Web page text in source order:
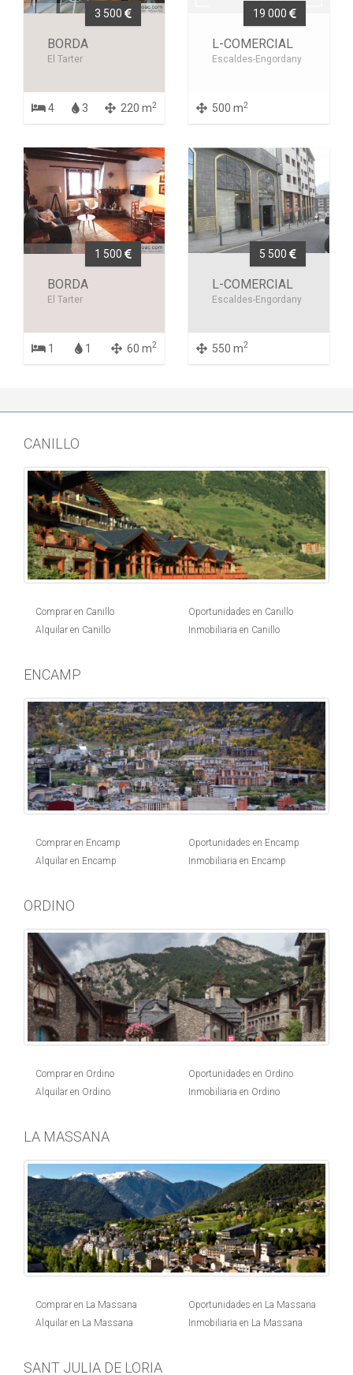
3 500
BORDA
El Tarter
4 3 220 m2
19 000
L-COMERCIAL
Escaldes-Engordany
500 m2
1 500
BORDA
El Tarter
1 1 60 m2
5 500
L-COMERCIAL
Escaldes-Engordany
550 m2
CANILLO
Comprar en Canillo
Alquilar en Canillo
Oportunidades en Canillo
Inmobiliaria en Canillo
ENCAMP
Comprar en Encamp
Alquilar en Encamp
Oportunidades en Encamp
Inmobiliaria en Encamp
ORDINO
Comprar en Ordino
Alquilar en Ordino
Oportunidades en Ordino
Inmobiliaria en Ordino
LA MASSANA
Comprar en La Massana
Alquilar en La Massana
Oportunidades en La Massana
Inmobiliaria en La Massana
SANT JULIA DE LORIA